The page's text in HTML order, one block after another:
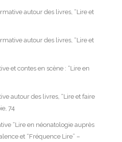
autour des livres, “Lire et
autour des livres, “Lire et
et contes en scène : “Lire en
autour des livres, “Lire et faire
74
“Lire en néonatologie auprès
et “Fréquence Lire” –